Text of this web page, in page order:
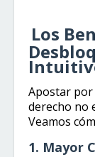
Los
Apostar por
derecho no
Veamos
1. Mayor